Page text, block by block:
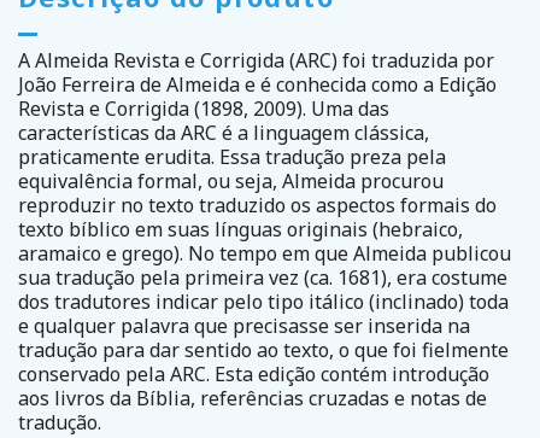
A Almeida Revista e Corrigida (ARC) foi traduzida por
João Ferreira de Almeida e é conhecida como a Edição
Revista e Corrigida (1898, 2009). Uma das
características da ARC é a linguagem clássica,
praticamente erudita. Essa tradução preza pela
equivalência formal, ou seja, Almeida procurou
reproduzir no texto traduzido os aspectos formais do
texto bíblico em suas línguas originais (hebraico,
aramaico e grego). No tempo em que Almeida publicou
sua tradução pela primeira vez (ca. 1681), era costume
dos tradutores indicar pelo tipo itálico (inclinado) toda
e qualquer palavra que precisasse ser inserida na
tradução para dar sentido ao texto, o que foi fielmente
conservado pela ARC. Esta edição contém introdução
aos livros da Bíblia, referências cruzadas e notas de
tradução.